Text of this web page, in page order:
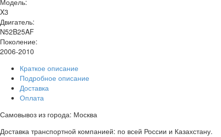
Модель:
X3
Двигатель:
N52B25AF
Поколение:
2006-2010
Краткое описание
Подробное описание
Доставка
Оплата
Самовывоз из города: Москва
Доставка транспортной компанией: по всей России и Казахстану.